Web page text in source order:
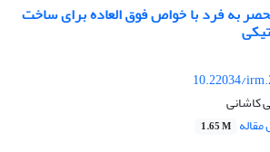
به فرد با خواص فوق العاده برای ساخت
10.22034/
کاشانی
1.65 M